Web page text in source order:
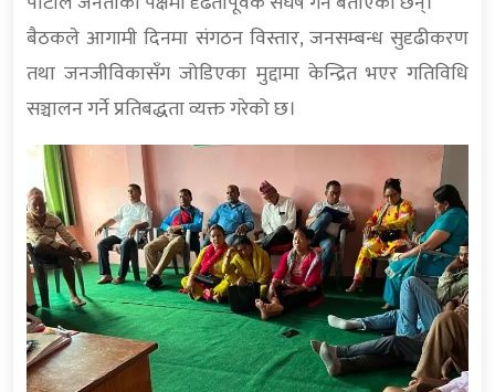
बैठकले आगामी दिनमा संगठन विस्तार, जनसम्बन्ध सुदृढीकरण
तथा जनजीविकासँग जोडिएका मुद्दामा केन्द्रित भएर गतिविधि
सञ्चालन गर्ने प्रतिबद्धता व्यक्त गरेको छ।